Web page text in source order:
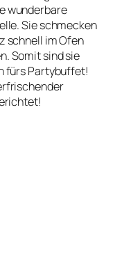
wunderbare
Sie schmecken
schnell im Ofen
Somit sind sie
fürs Partybuffet!